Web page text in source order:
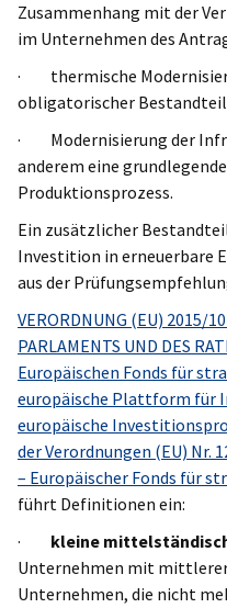
Zusammenhang mit der
im Unternehmen des
· thermische
obligatorischer
· Modernisierung der
anderem eine
Produktionsprozess.
Ein zusätzlicher
Investition in erneuerbare
aus der
VERORDNUNG (EU) 2015/
PARLAMENTS UND DES
Europäischen Fonds für
europäische Plattform für
europäische
der Verordnungen (EU) Nr.
– Europäischer Fonds für
führt Definitionen ein:
· kleine
Unternehmen mit mittlerer
Unternehmen, die nicht